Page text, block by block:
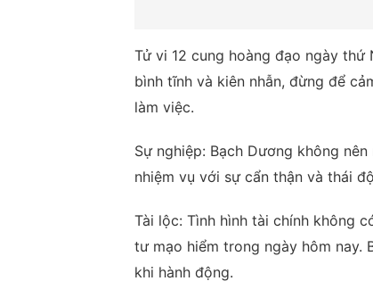
Tử vi 12 cung hoàng đạo ngày
bình tĩnh và kiên nhẫn, đừng để
làm việc.
Sự nghiệp: Bạch Dương không
nhiệm vụ với sự cẩn thận và thái
Tài lộc: Tình hình tài chính không
tư mạo hiểm trong ngày hôm nay.
khi hành động.